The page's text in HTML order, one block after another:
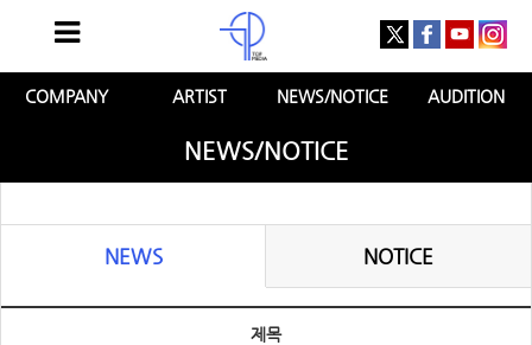
COMPANY ARTIST NEWS/NOTICE AUDITION
NEWS/NOTICE
NEWS NOTICE
제목